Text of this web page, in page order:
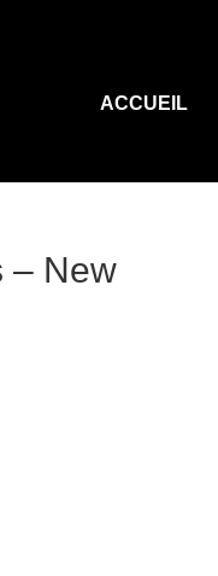
ACCUEIL
– New